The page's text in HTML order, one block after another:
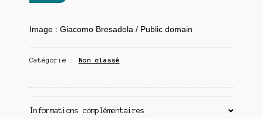
Image : Giacomo Bresadola / Public domain
Catégorie : Non classé
Informations complémentaires